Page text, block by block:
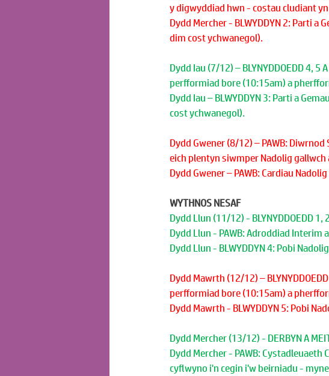
y digwyddiad hwn - costau cludiant
Dydd Mercher - BLWYDDYN 2: Parti
dim cost ychwanegol).
Dydd Iau (7/12) – BLYNYDDOEDD 4,
perfformiad bore (10:15am) a
Dydd Iau – BLWYDDYN 3: Parti a
cost ychwanegol).
Dydd Gwener (8/12) – PAWB:
eich plentyn siwmper Nadolig
Dydd Gwener – PAWB: Cardiau
WYTHNOS NESAF
Dydd Llun (11/12) - BLYNYDDOEDD
Dydd Llun - PAWB: Adroddiad
Dydd Llun - BLWYDDYN 4: Pobi
Dydd Mawrth (12/12) –
perfformiad bore (10:15am) a
Dydd Mawrth - BLWYDDYN 5: Pobi
Dydd Mercher (13/12) - DERBYN A
Dydd Mercher - PAWB:
cyflwyno i'n cegin i'w beirniadu -